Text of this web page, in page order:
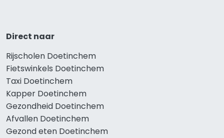
Direct naar
Rijscholen Doetinchem
Fietswinkels Doetinchem
Taxi Doetinchem
Kapper Doetinchem
Gezondheid Doetinchem
Afvallen Doetinchem
Gezond eten Doetinchem